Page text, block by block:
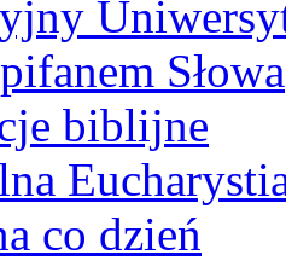
Słowa
biblijne
co dzień